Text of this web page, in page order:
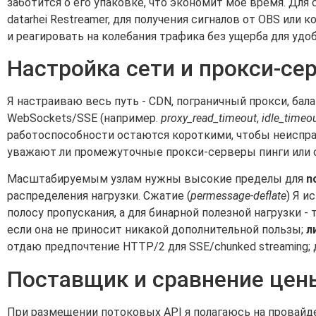
datarhei Restreamer, для получения сигналов от OBS
и реагировать на колебания трафика без ущерба для
Настройка сети и прокси-
Я настраиваю весь путь - CDN, пограничный прокси,
WebSockets/SSE (например. proxy_read_timeout,
работоспособности остаются короткими, чтобы
уважают ли промежуточные прокси-серверы пинги
Масштабируемым узлам нужны высокие пределы для
распределения нагрузки. Сжатие (permessage-deflate) Я
полосу пропускания, а для бинарной полезной
если она не приносит никакой дополнительной пользы;
отдаю предпочтение HTTP/2 для SSE/chunked
Поставщик и сравнение
При размещении потоковых API я полагаюсь на